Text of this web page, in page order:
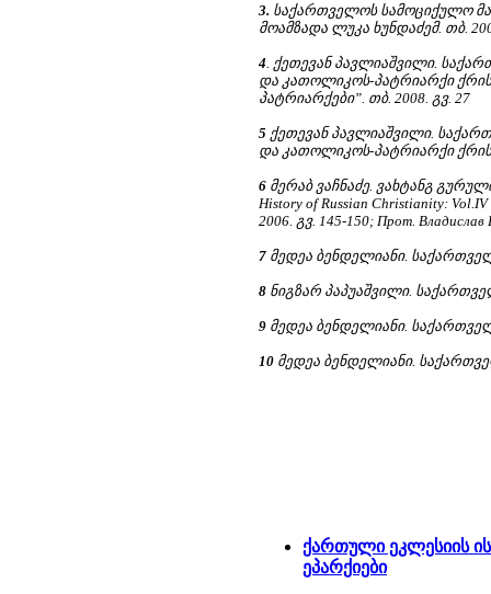
3. საქართველოს სამოციქულო
მოამზადა ლუკა ხუნდაძემ. თბ.
4 . ქეთევან პავლიაშვილი.
და კათოლიკოს-პატრიარქი
პატრიარქები”. თბ. 2008. გვ. 27
5 ქეთევან პავლიაშვილი.
და კათოლიკოს-პატრიარქი
6 მერაბ ვაჩნაძე. ვახტანგ
History of Russian Christianity:
2006. გვ. 145-150; Прот. Владислав
7 მედეა ბენდელიანი.
8 ნიგზარ პაპუაშვილი.
9 მედეა ბენდელიანი.
10 მედეა ბენდელიანი.
ქართული ეკლესიის
ეპარქიები